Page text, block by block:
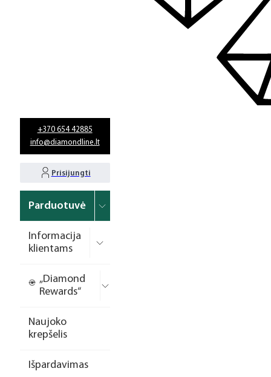
+370 654 42885
info@diamondline.lt
Prisijungti
Parduotuvė
Informacija
klientams
„Diamond
Rewards“
Naujoko
krepšelis
Išpardavimas